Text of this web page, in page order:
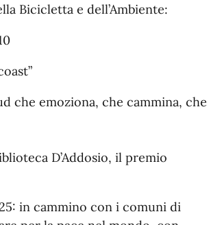
Bicicletta e dell’Ambiente:
che emoziona, che cammina, che
D’Addosio, il premio
in cammino con i comuni di